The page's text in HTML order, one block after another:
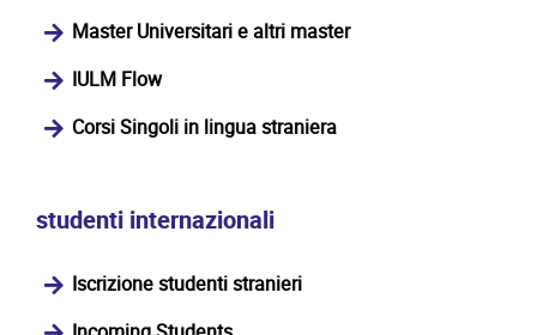
Master Universitari e altri master
IULM Flow
Corsi Singoli in lingua straniera
studenti internazionali
Iscrizione studenti stranieri